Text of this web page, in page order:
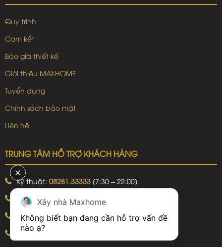
Quy trình
Cam kết
Báo giá thiết kế
Giới thiệu MAXHOME
Tuyển dụng
Chính sách bảo mật
Liên hệ
TRUNG TÂM HỖ TRỢ KHÁCH HÀNG
Kỹ thuật: 08281.33333 (7:30 – 22:00)
Khiếu nại:
09240.99999
Bảo hành:09240.99999(8:00 – 21:00)
Hotline: 092.774.8888
Xây nhà Maxhome
Không biết bạn đang cần hỗ trợ vấn đề